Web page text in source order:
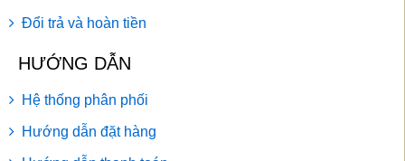
Đổi trả và hoàn tiền
HƯỚNG DẪN
Hệ thống phân phối
Hướng dẫn đặt hàng